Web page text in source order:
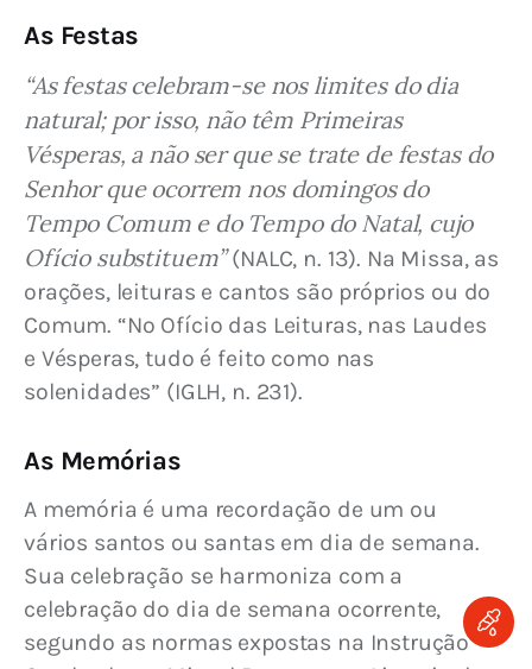
As Festas
“As festas celebram-se nos limites do dia
natural; por isso, não têm Primeiras
Vésperas, a não ser que se trate de festas do
Senhor que ocorrem nos domingos do
Tempo Comum e do Tempo do Natal, cujo
Ofício substituem” (NALC, n. 13). Na Missa, as
orações, leituras e cantos são próprios ou do
Comum. “No Ofício das Leituras, nas Laudes
e Vésperas, tudo é feito como nas
solenidades” (IGLH, n. 231).
As Memórias
A memória é uma recordação de um ou
vários santos ou santas em dia de semana.
Sua celebração se harmoniza com a
celebração do dia de semana ocorrente,
segundo as normas expostas na Instrução